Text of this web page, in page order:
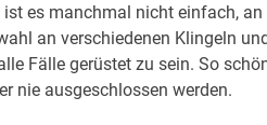
es manchmal nicht einfach,
an verschiedenen Klingeln
Fälle gerüstet zu sein. So
nie ausgeschlossen werden.